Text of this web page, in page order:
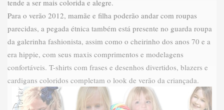
tende a ser mais colorida e alegre.
Para o verão 2012, mamãe e filha poderão andar com roupas
parecidas, a pegada étnica também está presente no guarda roupa
da galerinha fashionista, assim como o cheirinho dos anos 70 e a
era hippie, com seus maxis comprimentos e modelagens
confortáveis. T-shirts com frases e desenhos divertidos, blazers e
cardigans coloridos completam o look de verão da criançada.